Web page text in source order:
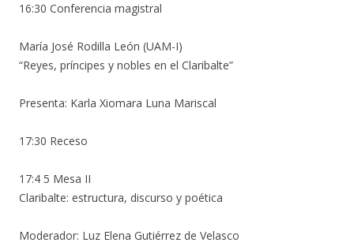
16:30 Conferencia magistral
María José Rodilla León (UAM-I)
“Reyes, príncipes y nobles en el Claribalte”
Presenta: Karla Xiomara Luna Mariscal
17:30 Receso
17:4 5 Mesa II
Claribalte: estructura, discurso y poética
Moderador: Luz Elena Gutiérrez de Velasco